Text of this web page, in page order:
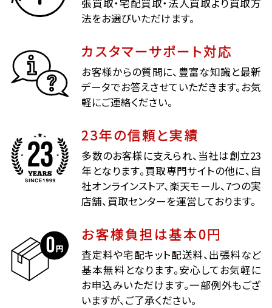
張買取・宅配買取・法人買取より買取方
法をお選びいただけます。
カスタマーサポート対応
お客様からの質問に、豊富な知識と最新
データでお答えさせていただきます。お気
軽にご連絡ください。
23年の信頼と実績
多数のお客様に支えられ、当社は創立23
年となります。買取専門サイトの他に、自
社オンラインストア、楽天モール、7つの実
店舗、買取センターを運営しております。
お客様負担は基本0円
査定料や宅配キット配送料、出張料など
基本無料となります。安心してお気軽に
お申込みいただけます。一部例外もござ
いますが、ご了承ください。